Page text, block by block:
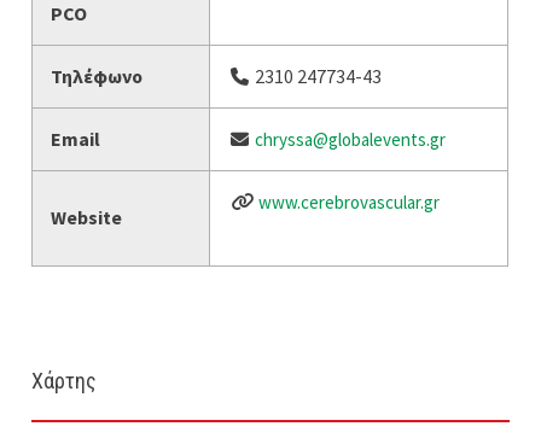
PCO
Τηλέφωνο 2310 247734-43
Email chryssa@globalevents.gr
Website
www.cerebrovascular.gr
Χάρτης